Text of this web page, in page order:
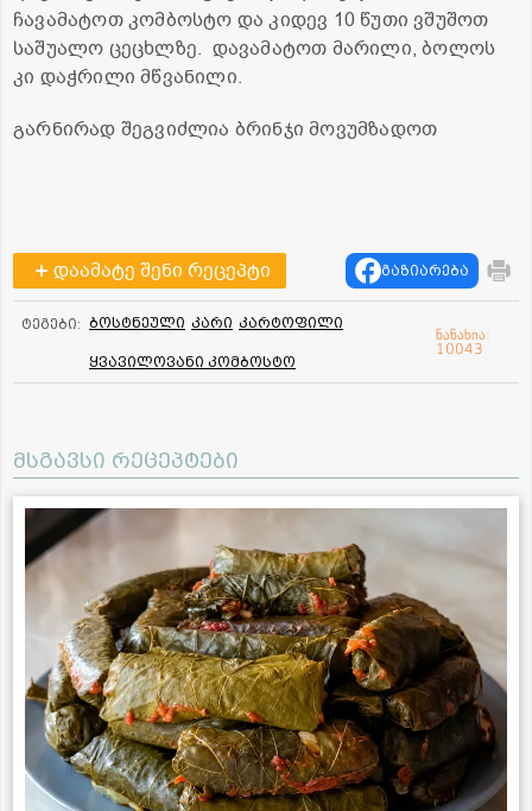
ჩავამატოთ კომბოსტო და კიდევ 10 წუთი ვშუშოთ
საშუალო ცეცხლზე. დავამატოთ მარილი, ბოლოს
კი დაჭრილი მწვანილი.
გარნირად შეგვიძლია ბრინჯი მოვუმზადოთ
დაამატე შენი რეცეპტი გაზიარება
ტეგები: ბოსტნეული კარი კარტოფილი
ყვავილოვანი კომბოსტო
ნანახია:
10043
მსგავსი რეცეპტები